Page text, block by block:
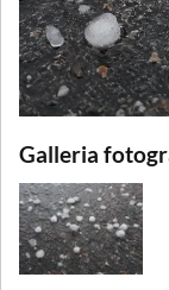
Galleria